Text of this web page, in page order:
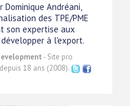
Andréani,
des TPE/PME
son expertise aux
à l'export.
- Site pro
18 ans (2008).